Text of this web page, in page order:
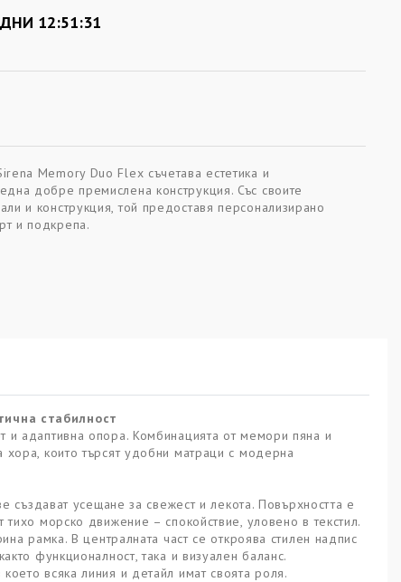
12:51:30
Memory Duo Flex съчетава естетика и
добре премислена конструкция. Със своите
и конструкция, той предоставя персонализирано
и подкрепа.
стабилност
адаптивна опора. Комбинацията от мемори пяна и
които търсят удобни матраци с модерна
създават усещане за свежест и лекота. Повърхността е
морско движение – спокойствие, уловено в текстил.
рамка. В централната част се откроява стилен надпис
функционалност, така и визуален баланс.
всяка линия и детайл имат своята роля.